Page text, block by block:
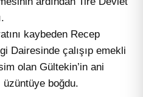
kaybeden Recep
Dairesinde çalışıp emekli
olan Gültekin’in ani
üzüntüye boğdu.